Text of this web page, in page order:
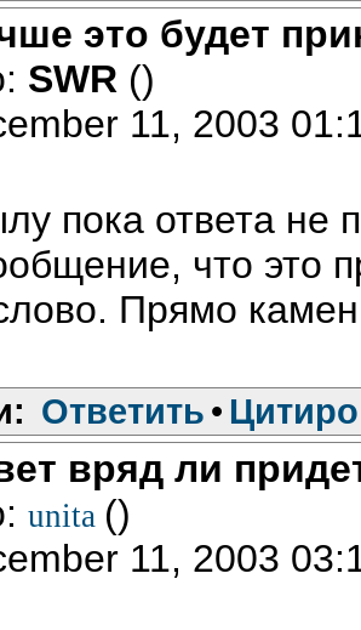
это будет
SWR ()
11, 2003
пока ответа не
что это
Прямо
Ответить •
вряд ли
unita ()
11, 2003